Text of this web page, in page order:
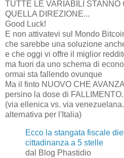
TUTTE LE VARIABILI STANNO
QUELLA DIREZIONE...
Good Luck!
E non attivatevi sul Mondo
che sarebbe una soluzione
e che oggi vi offre il miglior
ma fuori da uno schema di
ormai sta fallendo ovunque
Ma il finto NUOVO CHE
persino la dose di
(via ellenica vs. via
alternativa per l'Italia)
Ecco la stangata fiscale
cittadinanza a 5 stelle
dal Blog Phastidio